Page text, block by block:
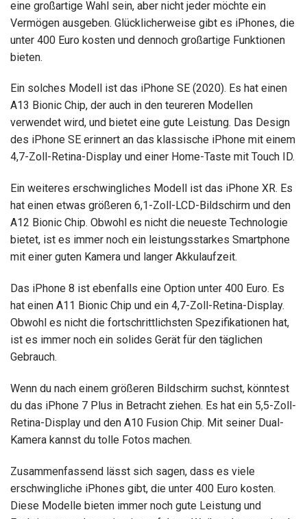
eine großartige Wahl sein, aber nicht jeder möchte ein
Vermögen ausgeben. Glücklicherweise gibt es iPhones, die
unter 400 Euro kosten und dennoch großartige Funktionen
bieten.
Ein solches Modell ist das iPhone SE (2020). Es hat einen
A13 Bionic Chip, der auch in den teureren Modellen
verwendet wird, und bietet eine gute Leistung. Das Design
des iPhone SE erinnert an das klassische iPhone mit einem
4,7-Zoll-Retina-Display und einer Home-Taste mit Touch ID.
Ein weiteres erschwingliches Modell ist das iPhone XR. Es
hat einen etwas größeren 6,1-Zoll-LCD-Bildschirm und den
A12 Bionic Chip. Obwohl es nicht die neueste Technologie
bietet, ist es immer noch ein leistungsstarkes Smartphone
mit einer guten Kamera und langer Akkulaufzeit.
Das iPhone 8 ist ebenfalls eine Option unter 400 Euro. Es
hat einen A11 Bionic Chip und ein 4,7-Zoll-Retina-Display.
Obwohl es nicht die fortschrittlichsten Spezifikationen hat,
ist es immer noch ein solides Gerät für den täglichen
Gebrauch.
Wenn du nach einem größeren Bildschirm suchst, könntest
du das iPhone 7 Plus in Betracht ziehen. Es hat ein 5,5-Zoll-
Retina-Display und den A10 Fusion Chip. Mit seiner Dual-
Kamera kannst du tolle Fotos machen.
Zusammenfassend lässt sich sagen, dass es viele
erschwingliche iPhones gibt, die unter 400 Euro kosten.
Diese Modelle bieten immer noch gute Leistung und